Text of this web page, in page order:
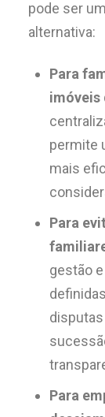
pode ser
alternativa:
Para
imóveis
permite
mais
Para
gestão
Para